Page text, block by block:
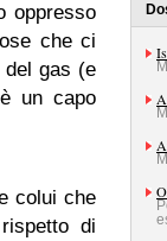
oppresso
che ci
del gas (e
un capo
colui che
di